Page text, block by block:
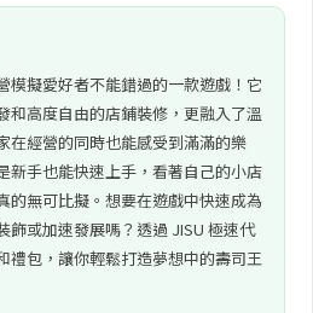
模擬愛好者不能錯過的一款遊戲！它
和高度自由的店鋪裝修，更融入了溫
在經營的同時也能感受到滿滿的樂
新手也能快速上手，看著自己的小店
的無可比擬。想要在遊戲中快速成為
飾或加速發展嗎？透過 JISU 極速代
禮包，讓你輕鬆打造夢想中的壽司王